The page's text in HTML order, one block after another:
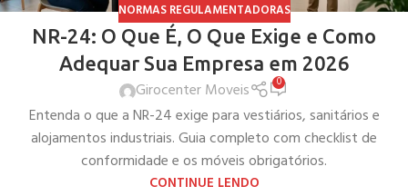
NORMAS REGULAMENTADORAS
NR-24: O Que É, O Que Exige e Como
Adequar Sua Empresa em 2026
Girocenter Moveis 0
Entenda o que a NR-24 exige para vestiários, sanitários e
alojamentos industriais. Guia completo com checklist de
conformidade e os móveis obrigatórios.
CONTINUE LENDO